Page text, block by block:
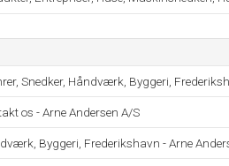
Snedker, Håndværk, Byggeri,
os - Arne Andersen A/S
Byggeri, Frederikshavn - Arne